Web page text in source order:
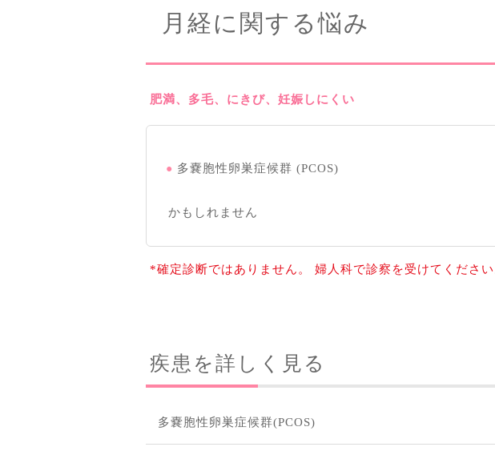
月経に関する悩み
肥満、多毛、にきび、妊娠しにくい
多嚢胞性卵巣症候群 (PCOS)
かもしれません
*確定診断ではありません。 婦人科で診察を受けてください
疾患を詳しく見る
多嚢胞性卵巣症候群(PCOS)